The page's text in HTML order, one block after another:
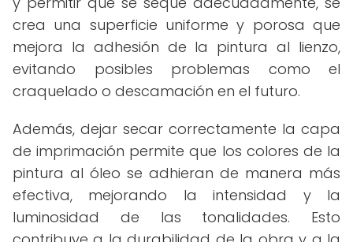
crea una superficie uniforme y porosa que
mejora la adhesión de la pintura al lienzo,
evitando posibles problemas como el
craquelado o descamación en el futuro.
Además, dejar secar correctamente la capa
de imprimación permite que los colores de la
pintura al óleo se adhieran de manera más
efectiva, mejorando la intensidad y la
luminosidad de las tonalidades. Esto